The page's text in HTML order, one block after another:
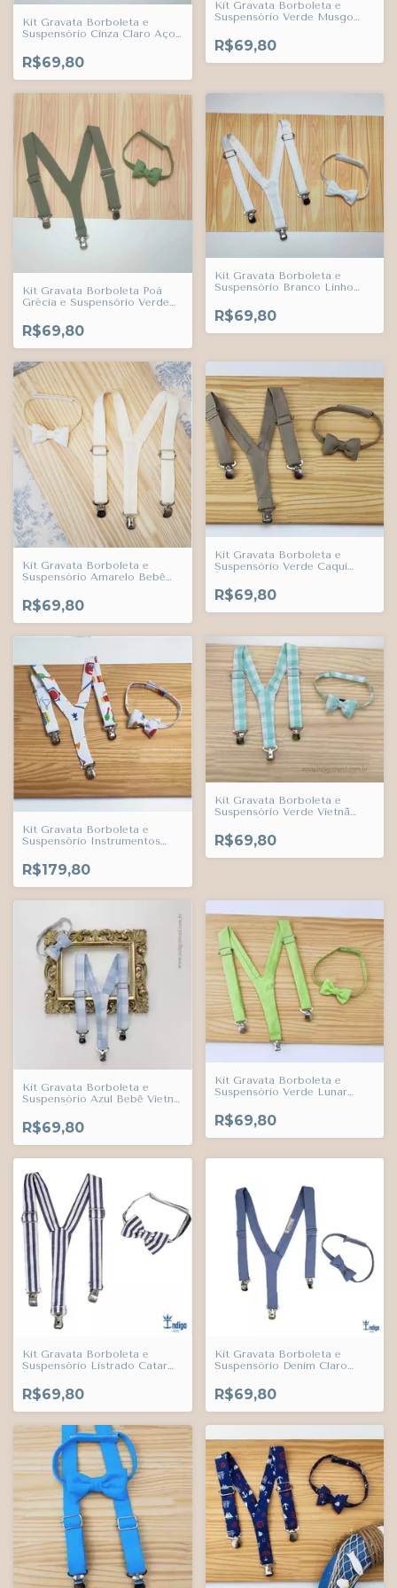
Kit Gravata Borboleta e
Suspensório Cinza Claro Aço
Trend
R$69,80
Kit Gravata Borboleta e
Suspensório Verde Musgo
Trend
R$69,80
Kit Gravata Borboleta Poá
Grécia e Suspensório Verde
Índigo Trend
R$69,80
Kit Gravata Borboleta e
Suspensório Branco Linho
Trend
R$69,80
Kit Gravata Borboleta e
Suspensório Amarelo Bebê
R$69,80
Kit Gravata Borboleta e
Suspensório Verde Caqui
R$69,80
Kit Gravata Borboleta e
Suspensório Instrumentos
R$179,80
Kit Gravata Borboleta e
Suspensório Verde Vietnã
R$69,80
Kit Gravata Borboleta e
Suspensório Azul Bebê Vietnã
R$69,80
Kit Gravata Borboleta e
Suspensório Verde Lunar
R$69,80
Kit Gravata Borboleta e
Suspensório Listrado Catar
R$69,80
Kit Gravata Borboleta e
Suspensório Denim Claro
R$69,80